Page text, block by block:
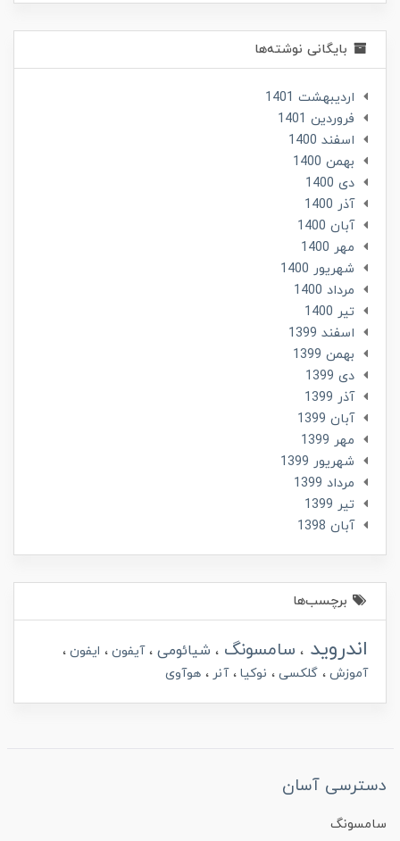
بایگانی نوشته‌ها
ارديبهشت 1401
فروردین 1401
اسفند 1400
بهمن 1400
دی 1400
آذر 1400
آبان 1400
مهر 1400
شهریور 1400
مرداد 1400
تير 1400
اسفند 1399
بهمن 1399
دی 1399
آذر 1399
آبان 1399
مهر 1399
شهریور 1399
مرداد 1399
تير 1399
آبان 1398
برچسب‌ها
اندروید سامسونگ شیائومی آیفون
ایفون
آموزش
گلکسی نوکیا آنر هوآوی
دسترسی آسان
سامسونگ